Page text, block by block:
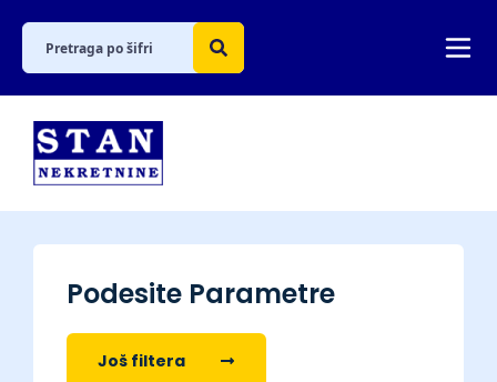
Podesite Parametre
Još filtera